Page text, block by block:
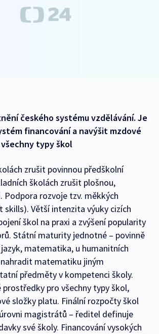
českého systému vzdělávání. Je
financování a navýšit mzdové
typy škol
zrušit povinnou předškolní
školách zrušit plošnou,
Podpora rozvoje tzv. měkkých
skills). Větší intenzita výuky cizích
škol na praxi a zvýšení popularity
Státní maturity jednotné – povinně
matematika, u humanitních
matematiku jiným
předměty v kompetenci školy.
prostředky pro všechny typy škol,
složky platu. Finální rozpočty škol
magistrátů – ředitel definuje
své školy. Financování vysokých